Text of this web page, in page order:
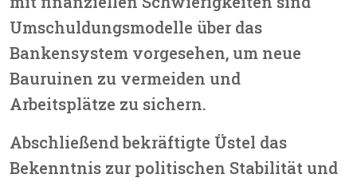
Umschuldungsmodelle über das
Bankensystem vorgesehen, um neue
Bauruinen zu vermeiden und
Arbeitsplätze zu sichern.
Abschließend bekräftigte Üstel das
Bekenntnis zur politischen Stabilität und